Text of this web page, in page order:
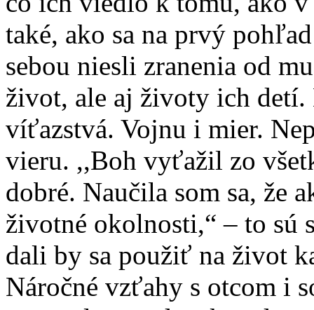
také, ako sa na prvý
sebou niesli zranenia od
život, ale aj životy ich detí.
víťazstvá. Vojnu i mier.
vieru. ,,Boh vyťažil zo
dobré. Naučila som sa, že
životné okolnosti,“ – to sú
dali by sa použiť na život
Náročné vzťahy s otcom i